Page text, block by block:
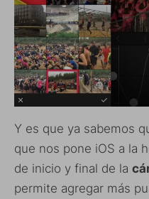
Y es que ya sabemos
que nos pone iOS a la
de inicio y final de la
permite agregar más